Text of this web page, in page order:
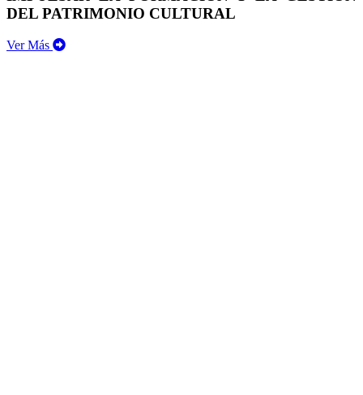
DEL PATRIMONIO CULTURAL
Ver Más